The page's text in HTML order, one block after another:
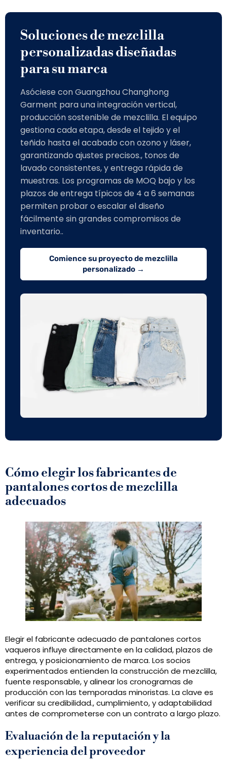
Soluciones de mezclilla
personalizadas diseñadas
para su marca
Asóciese con Guangzhou Changhong
Garment para una integración vertical,
producción sostenible de mezclilla. El equipo
gestiona cada etapa, desde el tejido y el
teñido hasta el acabado con ozono y láser,
garantizando ajustes precisos., tonos de
lavado consistentes, y entrega rápida de
muestras. Los programas de MOQ bajo y los
plazos de entrega típicos de 4 a 6 semanas
permiten probar o escalar el diseño
fácilmente sin grandes compromisos de
inventario..
Comience su proyecto de mezclilla
personalizado →
Cómo elegir los fabricantes de
pantalones cortos de mezclilla
adecuados
Elegir el fabricante adecuado de pantalones cortos
vaqueros influye directamente en la calidad, plazos de
entrega, y posicionamiento de marca. Los socios
experimentados entienden la construcción de mezclilla,
fuente responsable, y alinear los cronogramas de
producción con las temporadas minoristas. La clave es
verificar su credibilidad., cumplimiento, y adaptabilidad
antes de comprometerse con un contrato a largo plazo.
Evaluación de la reputación y la
experiencia del proveedor